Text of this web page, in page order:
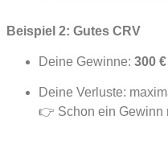
Beispiel 2: Gutes CRV
Deine Gewinne: 300 €
Deine Verluste:
👉 Schon ein Gewinn